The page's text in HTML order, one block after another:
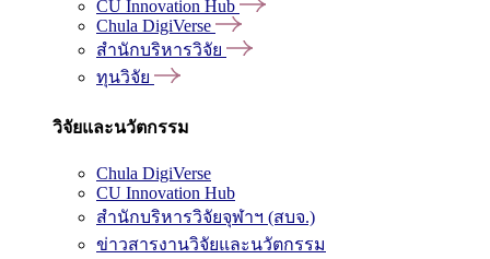
CU Innovation Hub
Chula DigiVerse
สำนักบริหารวิจัย
ทุนวิจัย
วิจัยและนวัตกรรม
Chula DigiVerse
CU Innovation Hub
สำนักบริหารวิจัยจุฬาฯ (สบจ.)
ข่าวสารงานวิจัยและนวัตกรรม